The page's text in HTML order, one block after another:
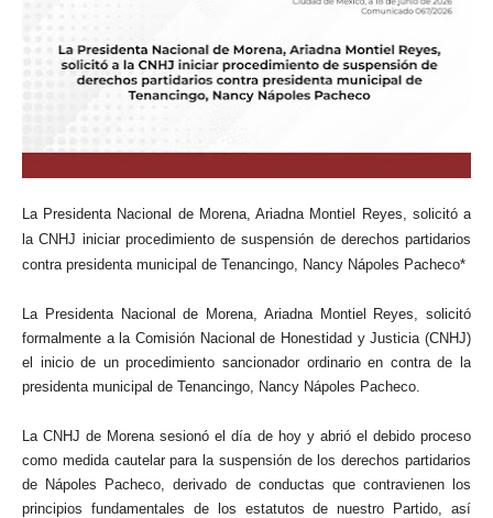
La Presidenta Nacional de Morena, Ariadna Montiel Reyes, solicitó a
la CNHJ iniciar procedimiento de suspensión de derechos partidarios
contra presidenta municipal de Tenancingo, Nancy Nápoles Pacheco*
La Presidenta Nacional de Morena, Ariadna Montiel Reyes, solicitó
formalmente a la Comisión Nacional de Honestidad y Justicia (CNHJ)
el inicio de un procedimiento sancionador ordinario en contra de la
presidenta municipal de Tenancingo, Nancy Nápoles Pacheco.
La CNHJ de Morena sesionó el día de hoy y abrió el debido proceso
como medida cautelar para la suspensión de los derechos partidarios
de Nápoles Pacheco, derivado de conductas que contravienen los
principios fundamentales de los estatutos de nuestro Partido, así